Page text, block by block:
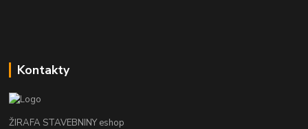
Kontakty
ŽIRAFA STAVEBNINY eshop